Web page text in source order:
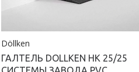
Döllken
ГАЛТЕЛЬ DOLLKEN HK 25/25